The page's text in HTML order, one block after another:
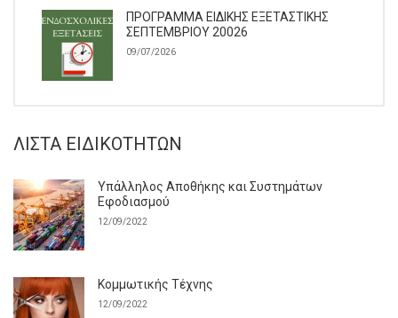
ΠΡΟΓΡΑΜΜΑ ΕΙΔΙΚΗΣ ΕΞΕΤΑΣΤΙΚΗΣ
ΣΕΠΤΕΜΒΡΙΟΥ 20026
09/07/2026
ΛΊΣΤΑ ΕΙΔΙΚΟΤΉΤΩΝ
Υπάλληλος Αποθήκης και Συστημάτων
Εφοδιασμού
12/09/2022
Κομμωτικής Τέχνης
12/09/2022